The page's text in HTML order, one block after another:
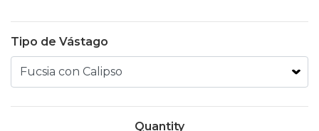
Tipo de Vástago
Quantity